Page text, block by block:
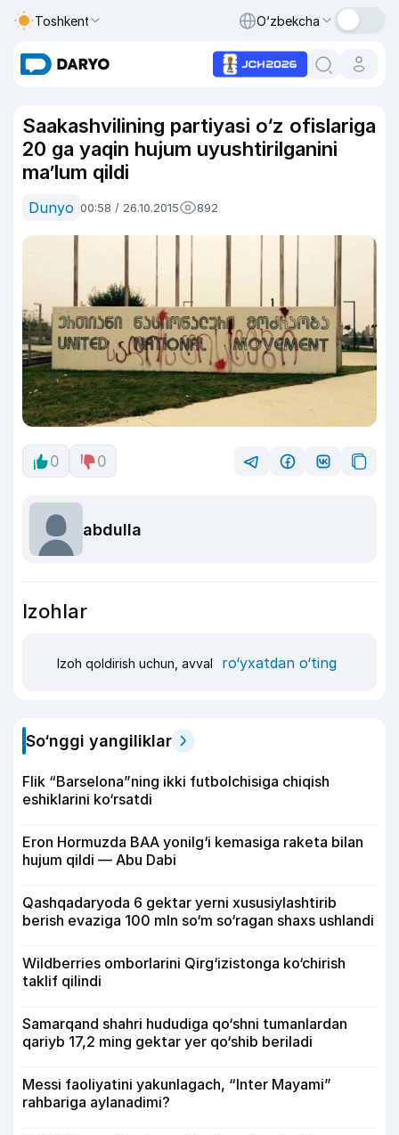
Toshkent O‘zbekcha
Saakashvilining partiyasi o‘z ofislariga
20 ga yaqin hujum uyushtirilganini
ma’lum qildi
Dunyo 00:58 / 26.10.2015 892
0 0
abdulla
Izohlar
Izoh qoldirish uchun, avval ro‘yxatdan o‘ting
So‘nggi yangiliklar
Flik “Barselona”ning ikki futbolchisiga chiqish
eshiklarini ko‘rsatdi
Eron Hormuzda BAA yonilg‘i kemasiga raketa bilan
hujum qildi — Abu Dabi
Qashqadaryoda 6 gektar yerni xususiylashtirib
berish evaziga 100 mln so‘m so‘ragan shaxs ushlandi
Wildberries omborlarini Qirg‘izistonga ko‘chirish
taklif qilindi
Samarqand shahri hududiga qo‘shni tumanlardan
qariyb 17,2 ming gektar yer qo‘shib beriladi
Messi faoliyatini yakunlagach, “Inter Mayami”
rahbariga aylanadimi?